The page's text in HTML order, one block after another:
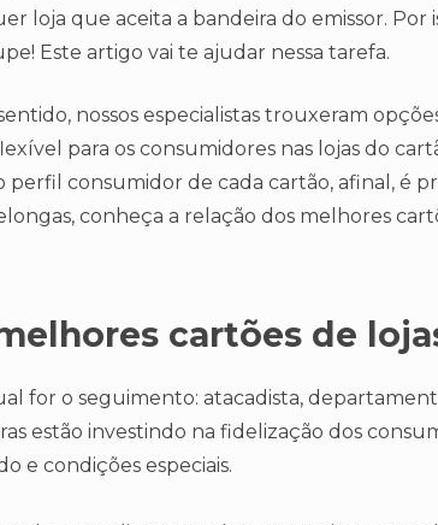
loja que aceita a bandeira do emissor. Por
Este artigo vai te ajudar nessa tarefa.
nossos especialistas trouxeram
para os consumidores nas lojas do
perfil consumidor de cada cartão, afinal, é
conheça a relação dos melhores
cartões de
for o seguimento: atacadista,
estão investindo na fidelização dos
e condições especiais.